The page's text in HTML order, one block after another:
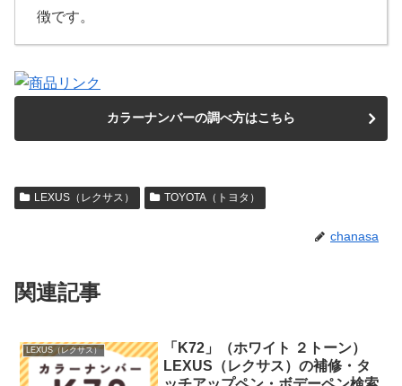
徴です。
カラーナンバーの調べ方はこちら
LEXUS（レクサス） TOYOTA（トヨタ）
chanasa
関連記事
LEXUS（レクサス）
「K72」（ホワイト ２トーン）
LEXUS（レクサス）の補修・タ